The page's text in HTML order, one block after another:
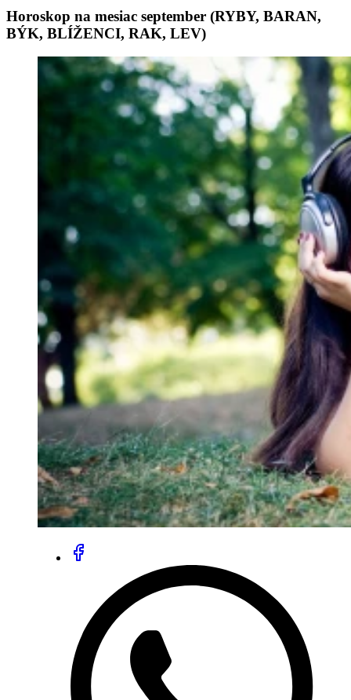
Horoskop na mesiac september (RYBY, BARAN,
BÝK, BLÍŽENCI, RAK, LEV)